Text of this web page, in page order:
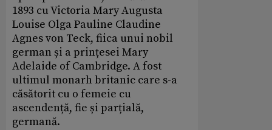
1893 cu Victoria Mary Augusta
Louise Olga Pauline Claudine
Agnes von Teck, fiica unui nobil
german și a prințesei Mary
Adelaide of Cambridge. A fost
ultimul monarh britanic care s-a
căsătorit cu o femeie cu
ascendență, fie și parțială,
germană.